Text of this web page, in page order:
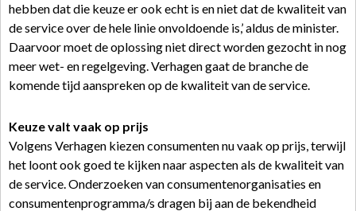
hebben dat die keuze er ook echt is en niet dat de kwaliteit van
de service over de hele linie onvoldoende is,’ aldus de minister.
Daarvoor moet de oplossing niet direct worden gezocht in nog
meer wet- en regelgeving. Verhagen gaat de branche de
komende tijd aanspreken op de kwaliteit van de service.
Keuze valt vaak op prijs
Volgens Verhagen kiezen consumenten nu vaak op prijs, terwijl
het loont ook goed te kijken naar aspecten als de kwaliteit van
de service. Onderzoeken van consumentenorganisaties en
consumentenprogramma/s dragen bij aan de bekendheid